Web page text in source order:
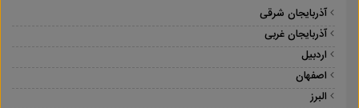
آذربایجان شرقی
آذربایجان غربی
اردبیل
اصفهان
البرز